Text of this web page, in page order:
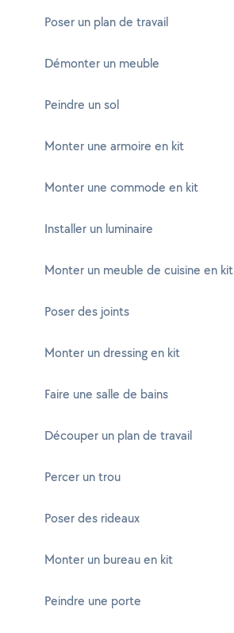
Poser un plan de travail
Démonter un meuble
Peindre un sol
Monter une armoire en kit
Monter une commode en kit
Installer un luminaire
Monter un meuble de cuisine en kit
Poser des joints
Monter un dressing en kit
Faire une salle de bains
Découper un plan de travail
Percer un trou
Poser des rideaux
Monter un bureau en kit
Peindre une porte